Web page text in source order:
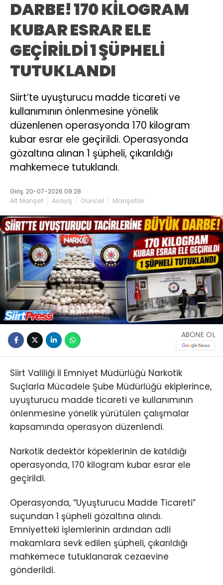
DARBE! 170 KİLOGRAM
KUBAR ESRAR ELE
GEÇİRİLDİ 1 ŞÜPHELİ
TUTUKLANDI
Siirt’te uyuşturucu madde ticareti ve
kullanımının önlenmesine yönelik
düzenlenen operasyonda 170 kilogram
kubar esrar ele geçirildi. Operasyonda
gözaltına alınan 1 şüpheli, çıkarıldığı
mahkemece tutuklandı.
Giriş: 20-07-2026 09:28
Alt Manşet Asayiş Güncel Manşetler
ABONE OL
Siirt Valiliği İl Emniyet Müdürlüğü Narkotik
Suçlarla Mücadele Şube Müdürlüğü ekiplerince,
uyuşturucu madde ticareti ve kullanımının
önlenmesine yönelik yürütülen çalışmalar
kapsamında operasyon düzenlendi.
Narkotik dedektör köpeklerinin de katıldığı
operasyonda, 170 kilogram kubar esrar ele
geçirildi.
Operasyonda, “Uyuşturucu Madde Ticareti”
suçundan 1 şüpheli gözaltına alındı.
Emniyetteki işlemlerinin ardından adli
makamlara sevk edilen şüpheli, çıkarıldığı
mahkemece tutuklanarak cezaevine
gönderildi.